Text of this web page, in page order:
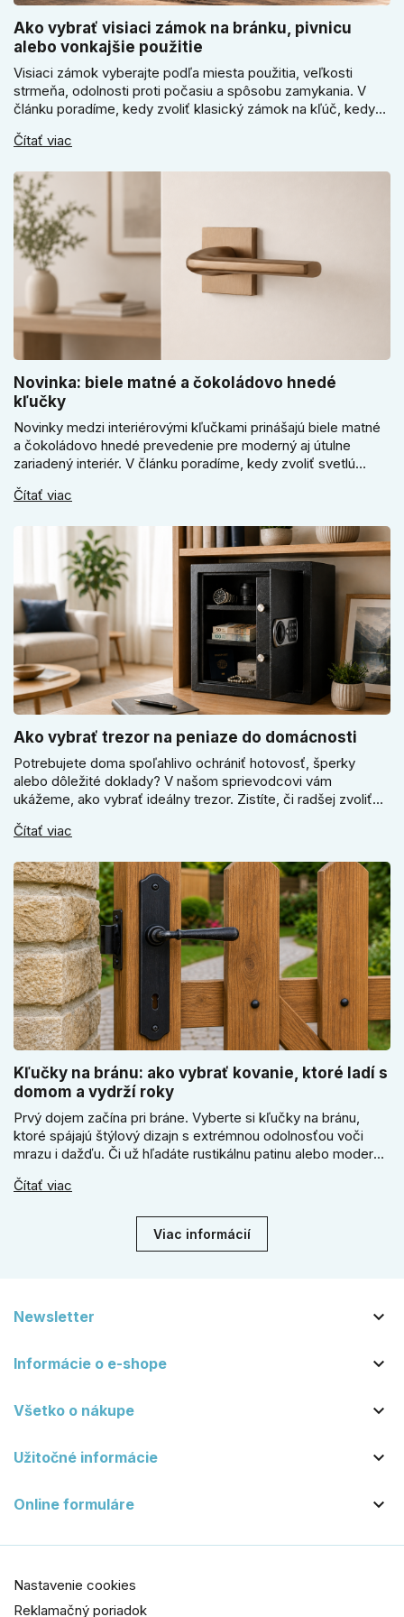
Ako vybrať visiaci zámok na bránku, pivnicu
alebo vonkajšie použitie
Visiaci zámok vyberajte podľa miesta použitia, veľkosti
strmeňa, odolnosti proti počasiu a spôsobu zamykania. V
článku poradíme, kedy zvoliť klasický zámok na kľúč, kedy
sa pri bránke, pivnici alebo záhradnom domčeku neoplatí
Čítať viac
Novinka: biele matné a čokoládovo hnedé
kľučky
Novinky medzi interiérovými kľučkami prinášajú biele matné
a čokoládovo hnedé prevedenie pre moderný aj útulne
zariadený interiér. V článku poradíme, kedy zvoliť svetlú
ako vyberať medzi okrúhlym a štvorcovým štítom. Nové
Čítať viac
Ako vybrať trezor na peniaze do domácnosti
Potrebujete doma spoľahlivo ochrániť hotovosť, šperky
alebo dôležité doklady? V našom sprievodcovi vám
ukážeme, ako vybrať ideálny trezor. Zistíte, či radšej zvoliť
kľúčové jeho správne ukotvenie.
Čítať viac
Kľučky na bránu: ako vybrať kovanie, ktoré ladí s
domom a vydrží roky
Prvý dojem začína pri bráne. Vyberte si kľučky na bránu,
ktoré spájajú štýlový dizajn s extrémnou odolnosťou voči
mrazu i dažďu. Či už hľadáte rustikálnu patinu alebo moderné
vydrží roky. Zabezpečte svoj vstup kvalitou, ktorá prežije
Čítať viac
Viac informácií
Newsletter 
Informácie o e-shope 
Všetko o nákupe 
Užitočné informácie 
Online formuláre 
Nastavenie cookies
Reklamačný poriadok